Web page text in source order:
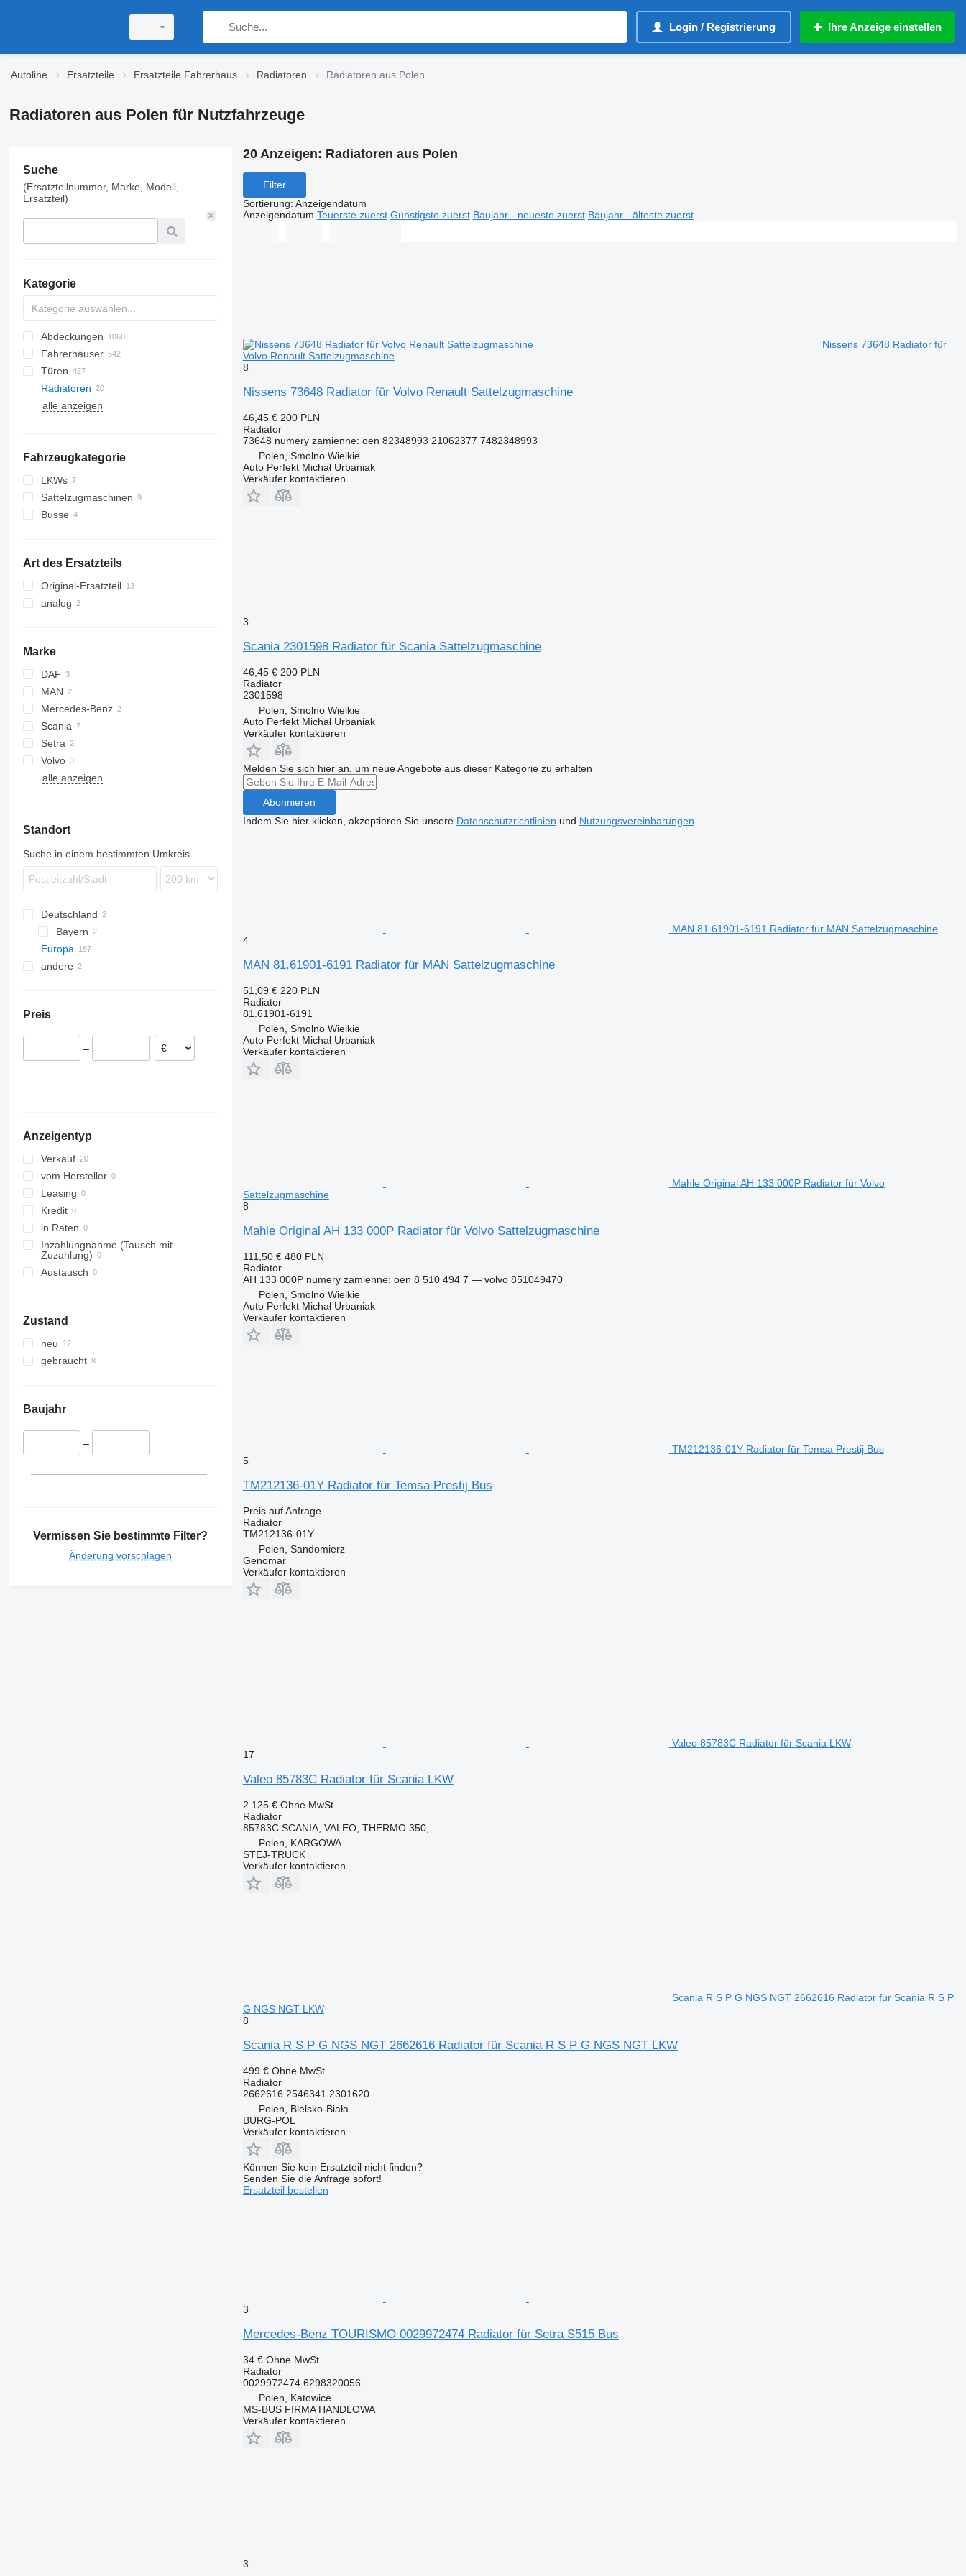
Login / Registrierung Ihre Anzeige einstellen
Autoline Ersatzteile Ersatzteile Fahrerhaus Radiatoren Radiatoren aus Polen
Radiatoren aus Polen für Nutzfahrzeuge
Suche
(Ersatzteilnummer, Marke, Modell,
Ersatzteil)
Kategorie
Abdeckungen
Fahrerhäuser
Türen
Klimakompressoren
Klimakondensatoren
Klimatrockner
Klimaanlage Filter
sonstige Teile für Klimaanlagen
Seitenscheiben
Windschutzscheiben
Radiatoren
alle anzeigen
Fahrzeugkategorie
LKWs
Sattelzugmaschinen
Busse
Art des Ersatzteils
Original-Ersatzteil
analog
Marke
DAF
XF
MAN
Mercedes-Benz
Actros
Tourismo
Scania
Setra
S-series
Prestij
Volvo
alle anzeigen
Standort
Suche in einem bestimmten Umkreis
Deutschland
Bayern
Nürnberg
Europa
Rumänien
Oleśnica
Wołomin
Wieliczka
alle anzeigen
Griechenland
Portugal
andere
Preis
–
Anzeigentyp
Verkauf
vom Hersteller
Leasing
Kredit
in Raten
Inzahlungnahme (Tausch mit
Zuzahlung)
Austausch
Zustand
neu
gebraucht
Baujahr
–
Vermissen Sie bestimmte Filter?
Änderung vorschlagen
20 Anzeigen: Radiatoren aus Polen
Filter
Sortierung: Anzeigendatum
Anzeigendatum Teuerste zuerst Günstigste zuerst Baujahr - neueste zuerst Baujahr - älteste zuerst
Nissens 73648 Radiator für
Volvo Renault Sattelzugmaschine
8
Nissens 73648 Radiator für Volvo Renault Sattelzugmaschine
46,45 € 200 PLN
Radiator
73648 numery zamienne: oen 82348993 21062377 7482348993
Polen, Smolno Wielkie
Auto Perfekt Michał Urbaniak
Verkäufer kontaktieren
3
Scania 2301598 Radiator für Scania Sattelzugmaschine
46,45 € 200 PLN
Radiator
2301598
Polen, Smolno Wielkie
Auto Perfekt Michał Urbaniak
Verkäufer kontaktieren
Melden Sie sich hier an, um neue Angebote aus dieser Kategorie zu erhalten
Abonnieren
Indem Sie hier klicken, akzeptieren Sie unsere Datenschutzrichtlinien und Nutzungsvereinbarungen
MAN 81.61901-6191 Radiator für MAN Sattelzugmaschine
4
MAN 81.61901-6191 Radiator für MAN Sattelzugmaschine
51,09 € 220 PLN
Radiator
81.61901-6191
Polen, Smolno Wielkie
Auto Perfekt Michał Urbaniak
Verkäufer kontaktieren
Mahle Original AH 133 000P Radiator für Volvo
Sattelzugmaschine
8
Mahle Original AH 133 000P Radiator für Volvo Sattelzugmaschine
111,50 € 480 PLN
Radiator
AH 133 000P numery zamienne: oen 8 510 494 7 — volvo 851049470
Polen, Smolno Wielkie
Auto Perfekt Michał Urbaniak
Verkäufer kontaktieren
TM212136-01Y Radiator für Temsa Prestij Bus
5
TM212136-01Y Radiator für Temsa Prestij Bus
Preis auf Anfrage
Radiator
TM212136-01Y
Polen, Sandomierz
Genomar
Verkäufer kontaktieren
Valeo 85783C Radiator für Scania LKW
17
Valeo 85783C Radiator für Scania LKW
2.125 € Ohne MwSt.
Radiator
85783C SCANIA, VALEO, THERMO 350,
Polen, KARGOWA
STEJ-TRUCK
Verkäufer kontaktieren
Scania R S P G NGS NGT 2662616 Radiator für Scania R S P
G NGS NGT LKW
8
Scania R S P G NGS NGT 2662616 Radiator für Scania R S P G NGS NGT LKW
499 € Ohne MwSt.
Radiator
2662616 2546341 2301620
Polen, Bielsko-Biała
BURG-POL
Verkäufer kontaktieren
Können Sie kein Ersatzteil nicht finden?
Senden Sie die Anfrage sofort!
Ersatzteil bestellen
3
Mercedes-Benz TOURISMO 0029972474 Radiator für Setra S515 Bus
34 € Ohne MwSt.
Radiator
0029972474 6298320056
Polen, Katowice
MS-BUS FIRMA HANDLOWA
Verkäufer kontaktieren
3